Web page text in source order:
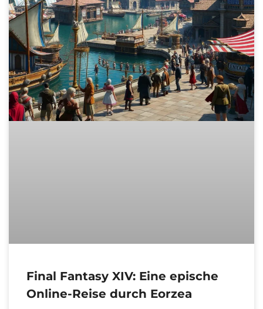
Final Fantasy XIV: Eine epische
Online-Reise durch Eorzea